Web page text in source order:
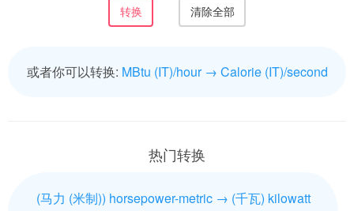
或者你可以转换: MBtu (IT)/hour → Calorie (IT)/second
热门转换
(马力 (米制)) horsepower-metric → (千瓦) kilowatt